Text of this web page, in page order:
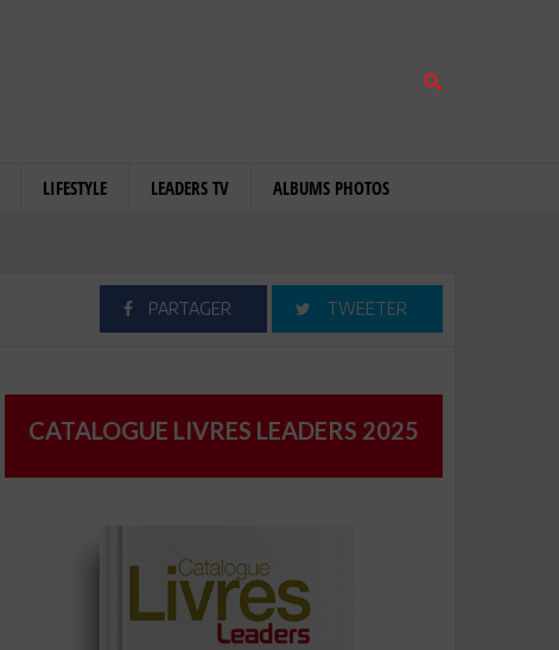
LIFESTYLE LEADERS TV ALBUMS PHOTOS
PARTAGER TWEETER
CATALOGUE LIVRES LEADERS 2025